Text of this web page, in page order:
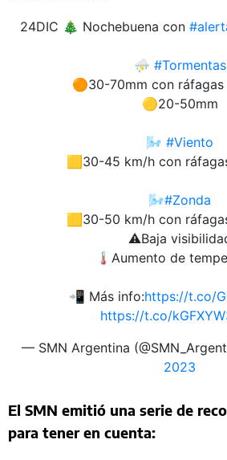
24DIC 🎄 Nochebuena con
⛈️ #Tormentas
🟠30-70mm con
🟡20-50mm
🌬️ #Viento
🟨30-45 km/h con
🌬️#Zonda
🟨30-50 km/h con
⚠️Baja
🌡️Aumento de
📲 Más info:https://t.co/
https://t.co/
— SMN Argentina
2023
El SMN emitió una serie de
para tener en cuenta: